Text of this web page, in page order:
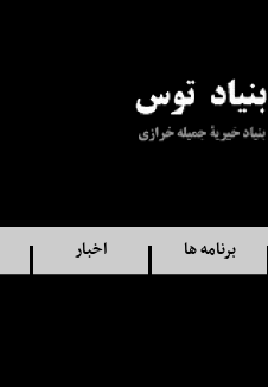
اخبار برنامه ها